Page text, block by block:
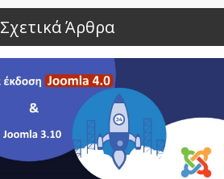
Σχετικά Άρθρα